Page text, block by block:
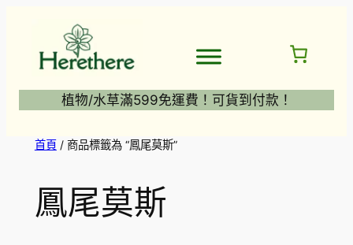
植物/水草滿599免運費！可貨到付款！
首頁/ 商品標籤為 “鳳尾莫斯”
鳳尾莫斯